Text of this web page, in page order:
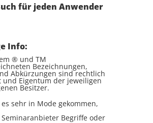
für jeden Anwender
Info:
® und TM
Bezeichnungen,
Abkürzungen sind rechtlich
und Eigentum der jeweiligen
Besitzer.
sehr in Mode gekommen,
Seminaranbieter Begriffe oder